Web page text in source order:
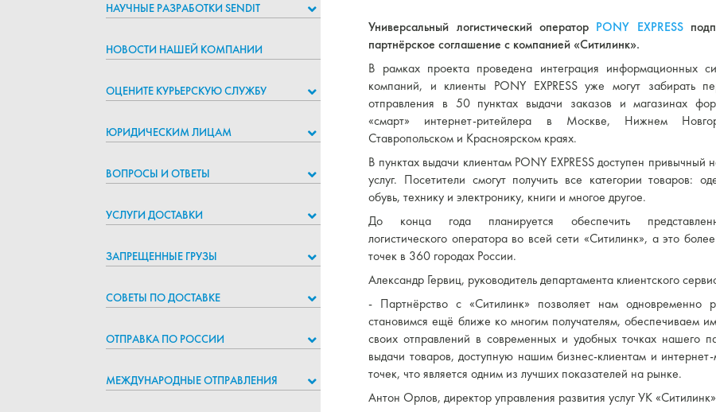
НАУЧНЫЕ РАЗРАБОТКИ SENDIT
НОВОСТИ НАШЕЙ КОМПАНИИ
ОЦЕНИТЕ КУРЬЕРСКУЮ СЛУЖБУ
ЮРИДИЧЕСКИМ ЛИЦАМ
ВОПРОСЫ И ОТВЕТЫ
УСЛУГИ ДОСТАВКИ
ЗАПРЕЩЕННЫЕ ГРУЗЫ
СОВЕТЫ ПО ДОСТАВКЕ
ОТПРАВКА ПО РОССИИ
МЕЖДУНАРОДНЫЕ ОТПРАВЛЕНИЯ
Универсальный логистический оператор PONY EXPRESS
партнёрское соглашение с компанией «Ситилинк».
В рамках проекта проведена интеграция информационных
компаний, и клиенты PONY EXPRESS уже могут забирать
отправления в 50 пунктах выдачи заказов и магазинах
«смарт» интернет-ритейлера в Москве, Нижнем
Ставропольском и Красноярском краях.
В пунктах выдачи клиентам PONY EXPRESS доступен привычный
услуг. Посетители смогут получить все категории товаров:
обувь, технику и электронику, книги и многое другое.
До конца года планируется обеспечить
логистического оператора во всей сети «Ситилинк», а это
точек в 360 городах России.
Александр Гервиц, руководитель департамента клиентского
- Партнёрство с «Ситилинк» позволяет нам
становимся ещё ближе ко многим получателям, обеспечиваем
своих отправлений в современных и удобных точках нашего
выдачи товаров, доступную нашим бизнес-клиентам и
точек, что является одним из лучших показателей на рынке.
Антон Орлов, директор управления развития услуг УК